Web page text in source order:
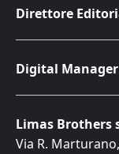
Direttore
Digital Manager
Limas Brothers
Via R.